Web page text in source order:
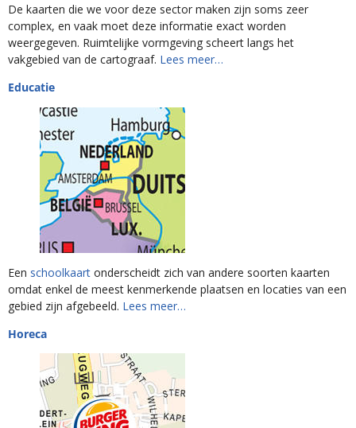
De kaarten die we voor deze sector maken zijn soms zeer
complex, en vaak moet deze informatie exact worden
weergegeven. Ruimtelijke vormgeving scheert langs het
vakgebied van de cartograaf. Lees meer…
Educatie
Een schoolkaart onderscheidt zich van andere soorten kaarten
omdat enkel de meest kenmerkende plaatsen en locaties van een
gebied zijn afgebeeld. Lees meer…
Horeca